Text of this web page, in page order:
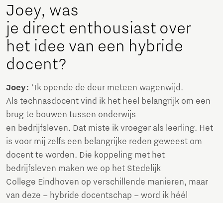
Joey, was
je direct enthousiast over
het idee van een hybride
docent?
Joey: ‘Ik opende de deur meteen wagenwijd.
Als technasdocent vind ik het heel belangrijk om een
brug te bouwen tussen onderwijs
en bedrijfsleven. Dat miste ik vroeger als leerling. Het
is voor mij zelfs een belangrijke reden geweest om
docent te worden. Die koppeling met het
bedrijfsleven maken we op het Stedelijk
College Eindhoven op verschillende manieren, maar
van deze – hybride docentschap – word ik héél